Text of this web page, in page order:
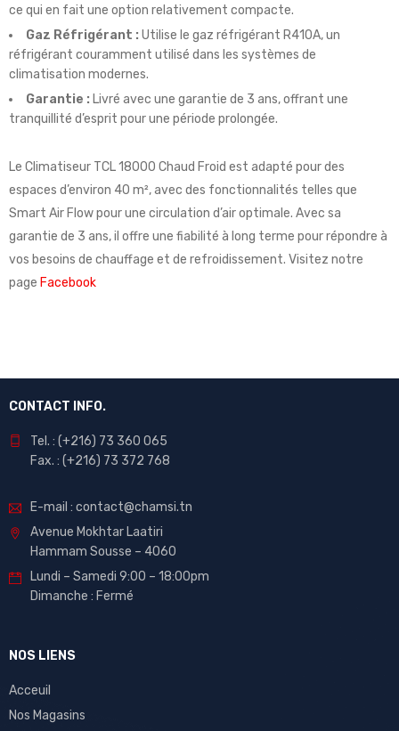
ce qui en fait une option relativement compacte.
Gaz Réfrigérant : Utilise le gaz réfrigérant R410A, un
réfrigérant couramment utilisé dans les systèmes de
climatisation modernes.
Garantie : Livré avec une garantie de 3 ans, offrant une
tranquillité d’esprit pour une période prolongée.
Le Climatiseur TCL 18000 Chaud Froid est adapté pour des
espaces d’environ 40 m², avec des fonctionnalités telles que
Smart Air Flow pour une circulation d’air optimale. Avec sa
garantie de 3 ans, il offre une fiabilité à long terme pour répondre à
vos besoins de chauffage et de refroidissement. Visitez notre
page Facebook
CONTACT INFO.
Tel. : (+216) 73 360 065
Fax. : (+216) 73 372 768
E-mail : contact@chamsi.tn
Avenue Mokhtar Laatiri
Hammam Sousse – 4060
Lundi – Samedi 9:00 – 18:00pm
Dimanche : Fermé
NOS LIENS
Acceuil
Nos Magasins